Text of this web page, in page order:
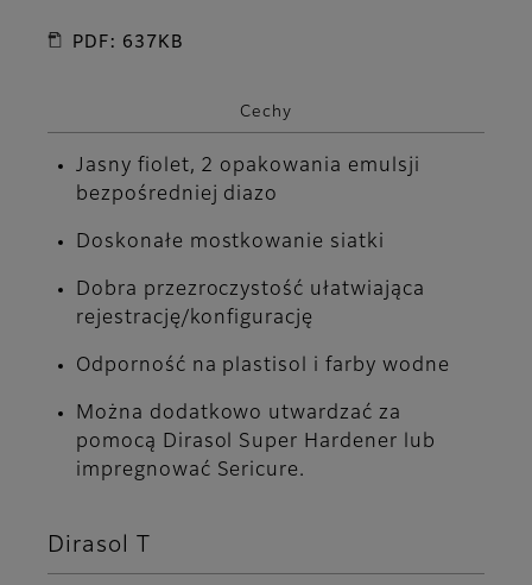
PDF: 637KB
Cechy
Jasny fiolet, 2 opakowania emulsji
bezpośredniej diazo
Doskonałe mostkowanie siatki
Dobra przezroczystość ułatwiająca
rejestrację/konfigurację
Odporność na plastisol i farby wodne
Można dodatkowo utwardzać za
pomocą Dirasol Super Hardener lub
impregnować Sericure.
Dirasol T